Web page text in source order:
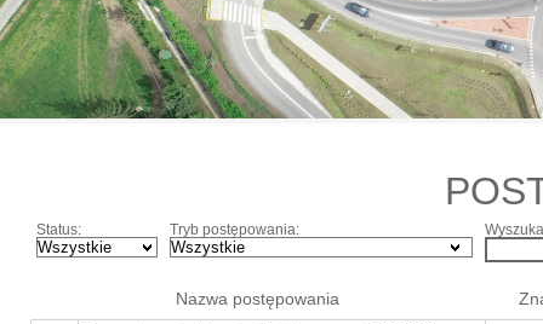
Status: Tryb postępowania:
Nazwa postępowania